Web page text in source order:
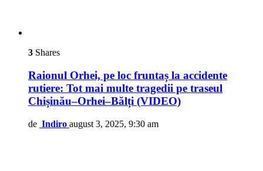
3 Shares
Raionul Orhei, pe loc fruntaș la accidente
rutiere: Tot mai multe tragedii pe traseul
Chișinău–Orhei–Bălți (VIDEO)
de Indiro august 3, 2025, 9:30 am